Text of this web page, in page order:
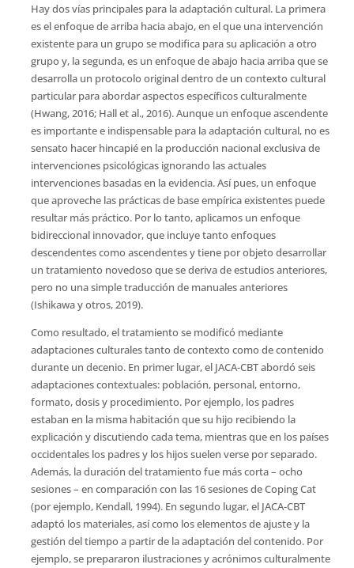
Hay dos vías principales para la adaptación cultural. La primera
es el enfoque de arriba hacia abajo, en el que una intervención
existente para un grupo se modifica para su aplicación a otro
grupo y, la segunda, es un enfoque de abajo hacia arriba que se
desarrolla un protocolo original dentro de un contexto cultural
particular para abordar aspectos específicos culturalmente
(Hwang, 2016; Hall et al., 2016). Aunque un enfoque ascendente
es importante e indispensable para la adaptación cultural, no es
sensato hacer hincapié en la producción nacional exclusiva de
intervenciones psicológicas ignorando las actuales
intervenciones basadas en la evidencia. Así pues, un enfoque
que aproveche las prácticas de base empírica existentes puede
resultar más práctico. Por lo tanto, aplicamos un enfoque
bidireccional innovador, que incluye tanto enfoques
descendentes como ascendentes y tiene por objeto desarrollar
un tratamiento novedoso que se deriva de estudios anteriores,
pero no una simple traducción de manuales anteriores
(Ishikawa y otros, 2019).
Como resultado, el tratamiento se modificó mediante
adaptaciones culturales tanto de contexto como de contenido
durante un decenio. En primer lugar, el JACA-CBT abordó seis
adaptaciones contextuales: población, personal, entorno,
formato, dosis y procedimiento. Por ejemplo, los padres
estaban en la misma habitación que su hijo recibiendo la
explicación y discutiendo cada tema, mientras que en los países
occidentales los padres y los hijos suelen verse por separado.
Además, la duración del tratamiento fue más corta – ocho
sesiones – en comparación con las 16 sesiones de Coping Cat
(por ejemplo, Kendall, 1994). En segundo lugar, el JACA-CBT
adaptó los materiales, así como los elementos de ajuste y la
gestión del tiempo a partir de la adaptación del contenido. Por
ejemplo, se prepararon ilustraciones y acrónimos culturalmente